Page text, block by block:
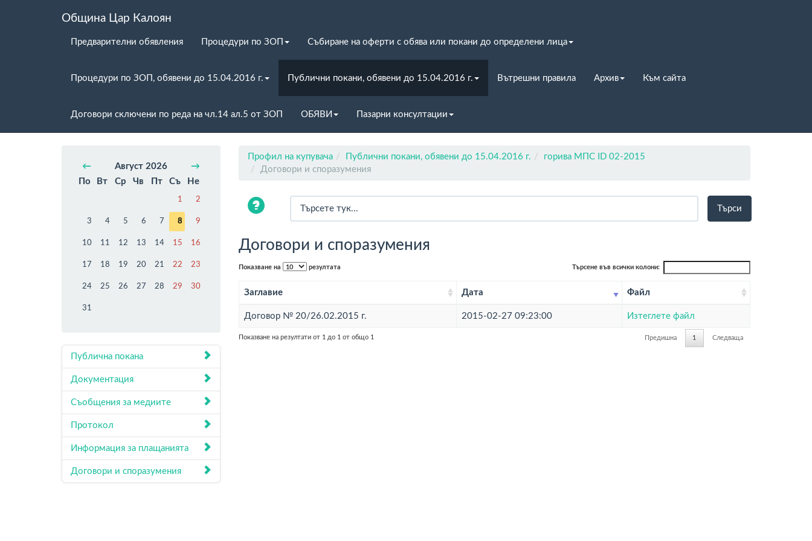
Община Цар Калоян
Предварителни обявления Процедури по ЗОП Събиране на оферти с обява или покани до определени лица
Процедури по ЗОП, обявени до 15.04.2016 г. Публични покани, обявени до 15.04.2016 г. Вътрешни правила Архив Към сайта
Договори сключени по реда на чл.14 ал.5 от ЗОП ОБЯВИ Пазарни консултации
← Август 2026
→
По
Вт Ср Чв Пт Съ Не
1 2
3 4 5 6 7 8 9
10 11 12 13 14 15 16
17 18 19 20 21 22 23
24 25 26 27 28 29 30
31
Публична покана
Документация
Съобщения за медиите
Протокол
Информация за плащанията
Договори и споразумения
Профил на купувача Публични покани, обявени до 15.04.2016 г.
горива МПС ID 02-2015
Договори и споразумения
Договори и споразумения
Показване на резултата Търсене във всички колони:
Заглавие Дата Файл
Договор № 20/26.02.2015 г. 2015-02-27 09:23:00 Изтеглете файл
Показване на резултати от 1 до 1 от общо 1 Предишна 1 Следваща